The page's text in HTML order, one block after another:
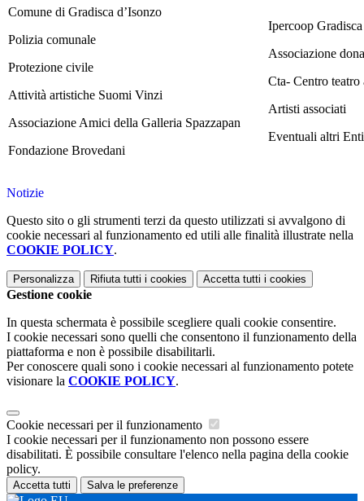
Comune di Gradisca d’Isonzo
Polizia comunale
Protezione civile
Attività artistiche Suomi Vinzi
Associazione Amici della Galleria Spazzapan
Fondazione Brovedani
Ipercoop Gradisca
Associazione
Cta- Centro
Artisti associati
Eventuali altri
Notizie
Questo sito o gli strumenti terzi da questo utilizzati si avvalgono di
cookie necessari al funzionamento ed utili alle finalità illustrate nella
COOKIE POLICY.
Personalizza Rifiuta tutti i cookies Accetta tutti i cookies
Gestione cookie
In questa schermata è possibile scegliere quali cookie consentire.
I cookie necessari sono quelli che consentono il funzionamento della
piattaforma e non è possibile disabilitarli.
Per conoscere quali sono i cookie necessari al funzionamento potete
visionare la COOKIE POLICY.
Cookie necessari per il funzionamento
I cookie necessari per il funzionamento non possono essere
disabilitati. È possibile consultare l'elenco nella pagina della cookie
policy.
Accetta tutti Salva le preferenze